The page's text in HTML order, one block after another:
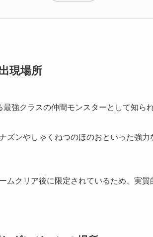
現場所
強クラスの仲間モンスターとして知られ
ズンやしゃくねつのほのおといった強
ムクリア後に限定されているため、実